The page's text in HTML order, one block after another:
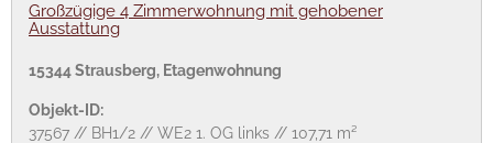
Großzügige 4 Zimmerwohnung mit gehobener
Ausstattung
15344 Strausberg, Etagenwohnung
Objekt-ID:
37567 // BH1/2 // WE2 1. OG links // 107,71 m²